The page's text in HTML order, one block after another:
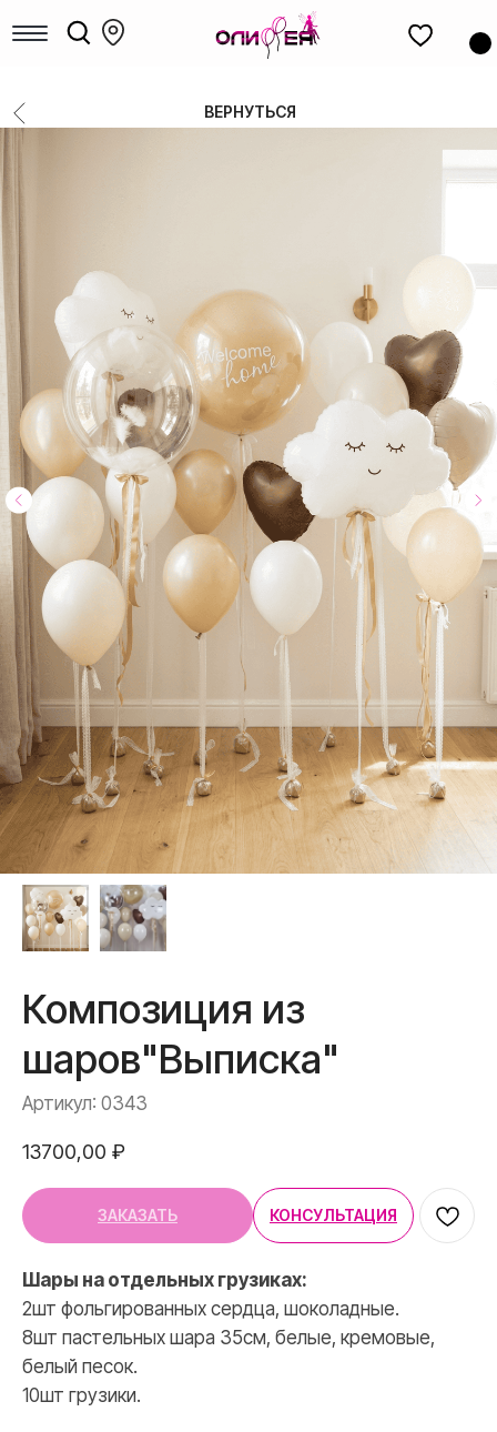
ВЕРНУТЬСЯ
КАТАЛОГ шаров
ФОТОЗОНЫ
Доставка и оплата
Полезное
Контакты
Обо мне
+7 (967) 271-77-21
Новый год
Выпускные
Цифры
14 Февраля
8 Марта
1 сентября
РАСПРОДАЖА
Шары под потолок
Композиция из
шаров"Выписка"
Артикул: 0343
13700,00 ₽
ЗАКАЗАТЬ КОНСУЛЬТАЦИЯ
Шары на отдельных грузиках:
2шт фольгированных сердца, шоколадные.
8шт пастельных шара 35см, белые, кремовые,
белый песок.
10шт грузики.